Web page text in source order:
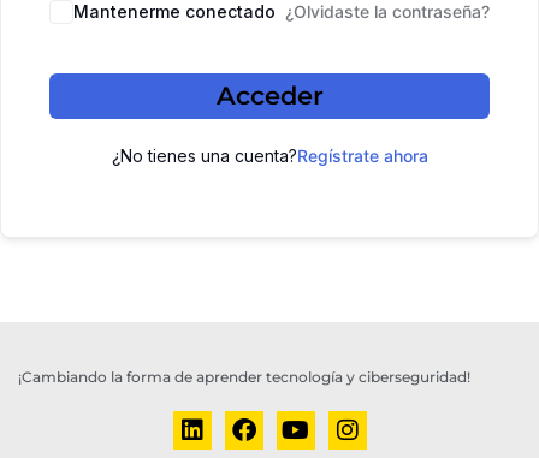
Mantenerme conectado ¿Olvidaste la contraseña?
Acceder
¿No tienes una cuenta?Regístrate ahora
¡Cambiando la forma de aprender tecnología y ciberseguridad!